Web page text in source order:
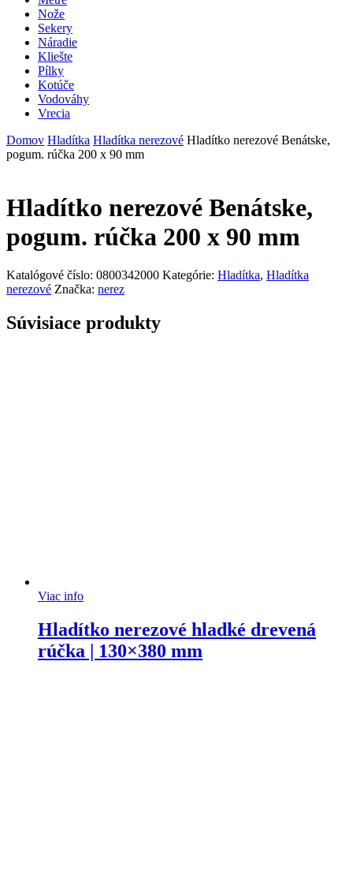
Nože
Sekery
Náradie
Kliešte
Pílky
Kotúče
Vodováhy
Vrecia
Domov Hladítka Hladítka nerezové Hladítko nerezové Benátske,
pogum. rúčka 200 x 90 mm
Hladítko nerezové Benátske,
pogum. rúčka 200 x 90 mm
Katalógové číslo: 0800342000 Kategórie: Hladítka, Hladítka
nerezové Značka: nerez
Súvisiace produkty
Viac info
Hladítko nerezové hladké drevená
rúčka | 130×380 mm